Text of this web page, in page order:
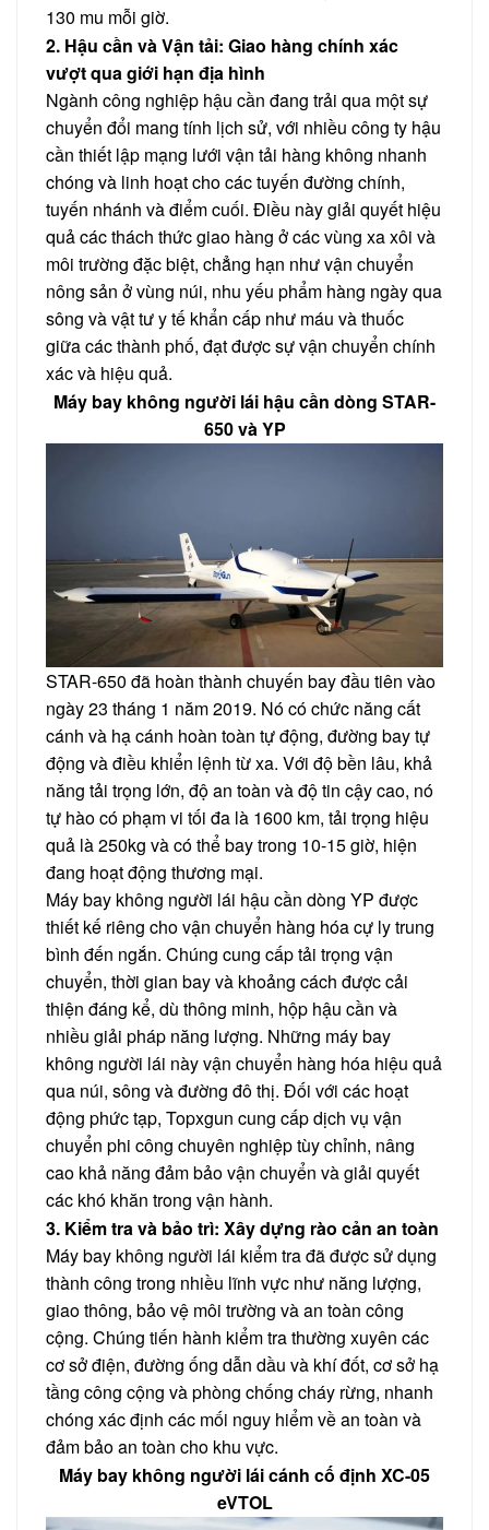
130 mu mỗi giờ.
2. Hậu cần và Vận tải: Giao hàng chính xác
vượt qua giới hạn địa hình
Ngành công nghiệp hậu cần đang trải qua một sự
chuyển đổi mang tính lịch sử, với nhiều công ty hậu
cần thiết lập mạng lưới vận tải hàng không nhanh
chóng và linh hoạt cho các tuyến đường chính,
tuyến nhánh và điểm cuối. Điều này giải quyết hiệu
quả các thách thức giao hàng ở các vùng xa xôi và
môi trường đặc biệt, chẳng hạn như vận chuyển
nông sản ở vùng núi, nhu yếu phẩm hàng ngày qua
sông và vật tư y tế khẩn cấp như máu và thuốc
giữa các thành phố, đạt được sự vận chuyển chính
xác và hiệu quả.
Máy bay không người lái hậu cần dòng STAR-
650 và YP
STAR-650 đã hoàn thành chuyến bay đầu tiên vào
ngày 23 tháng 1 năm 2019. Nó có chức năng cất
cánh và hạ cánh hoàn toàn tự động, đường bay tự
động và điều khiển lệnh từ xa. Với độ bền lâu, khả
năng tải trọng lớn, độ an toàn và độ tin cậy cao, nó
tự hào có phạm vi tối đa là 1600 km, tải trọng hiệu
quả là 250kg và có thể bay trong 10-15 giờ, hiện
đang hoạt động thương mại.
Máy bay không người lái hậu cần dòng YP được
thiết kế riêng cho vận chuyển hàng hóa cự ly trung
bình đến ngắn. Chúng cung cấp tải trọng vận
chuyển, thời gian bay và khoảng cách được cải
thiện đáng kể, dù thông minh, hộp hậu cần và
nhiều giải pháp năng lượng. Những máy bay
không người lái này vận chuyển hàng hóa hiệu quả
qua núi, sông và đường đô thị. Đối với các hoạt
động phức tạp, Topxgun cung cấp dịch vụ vận
chuyển phi công chuyên nghiệp tùy chỉnh, nâng
cao khả năng đảm bảo vận chuyển và giải quyết
các khó khăn trong vận hành.
3. Kiểm tra và bảo trì: Xây dựng rào cản an toàn
Máy bay không người lái kiểm tra đã được sử dụng
thành công trong nhiều lĩnh vực như năng lượng,
giao thông, bảo vệ môi trường và an toàn công
cộng. Chúng tiến hành kiểm tra thường xuyên các
cơ sở điện, đường ống dẫn dầu và khí đốt, cơ sở hạ
tầng công cộng và phòng chống cháy rừng, nhanh
chóng xác định các mối nguy hiểm về an toàn và
đảm bảo an toàn cho khu vực.
Máy bay không người lái cánh cố định XC-05
eVTOL